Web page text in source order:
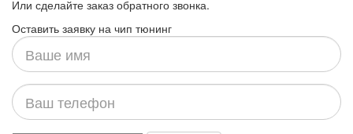
Или сделайте заказ обратного звонка.
Оставить заявку на чип тюнинг
Ваше
имя
Ваш
телефон